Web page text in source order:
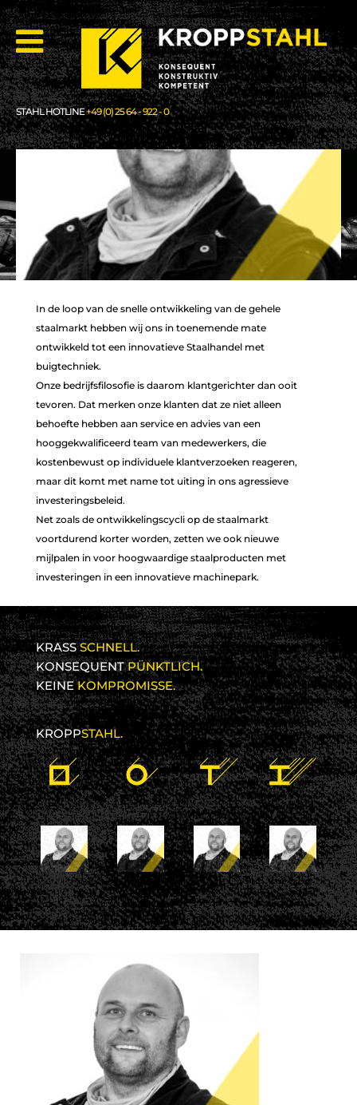
STAHL HOTLINE+49 (0) 25 64 - 922 - 0
LEIDENSCHAFT
FÜR STAHL
LEIDENSCHAFT
FÜR STAHL
In de loop van de snelle ontwikkeling van de gehele
staalmarkt hebben wij ons in toenemende mate
ontwikkeld tot een innovatieve Staalhandel met
buigtechniek.
Onze bedrijfsfilosofie is daarom klantgerichter dan ooit
tevoren. Dat merken onze klanten dat ze niet alleen
behoefte hebben aan service en advies van een
hooggekwalificeerd team van medewerkers, die
kostenbewust op individuele klantverzoeken reageren,
maar dit komt met name tot uiting in ons agressieve
investeringsbeleid.
Net zoals de ontwikkelingscycli op de staalmarkt
voortdurend korter worden, zetten we ook nieuwe
mijlpalen in voor hoogwaardige staalproducten met
investeringen in een innovatieve machinepark.
KRASSSCHNELL.
KONSEQUENTPÜNKTLICH.
KEINEKOMPROMISSE.
KROPPSTAHL.
10 februari 2025
kroppstahl
No comments